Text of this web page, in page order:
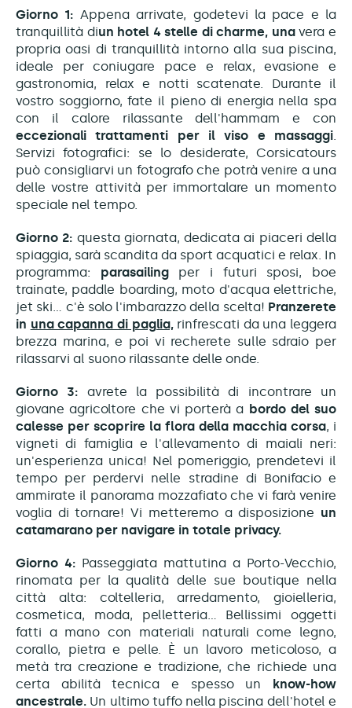
Giorno 1: Appena arrivate, godetevi la pace e la
tranquillità diun hotel 4 stelle di charme, unavera e
propria oasi di tranquillità intorno alla sua piscina,
ideale per coniugare pace e relax, evasione e
gastronomia, relax e notti scatenate. Durante il
vostro soggiorno, fate il pieno di energia nella spa
con il calore rilassante dell'hammam e con
eccezionali trattamenti per il viso e massaggi.
Servizi fotografici: se lo desiderate, Corsicatours
può consigliarvi un fotografo che potrà venire a una
delle vostre attività per immortalare un momento
speciale nel tempo.
Giorno 2: questa giornata, dedicata ai piaceri della
spiaggia, sarà scandita da sport acquatici e relax. In
programma: parasailingper i futuri sposi, boe
trainate, paddle boarding, moto d'acqua elettriche,
jet ski... c'è solo l'imbarazzo della scelta! Pranzerete
in una capanna di paglia,rinfrescati da una leggera
brezza marina, e poi vi recherete sulle sdraio per
rilassarvi al suono rilassante delle onde.
Giorno 3: avrete la possibilità di incontrare un
giovane agricoltore che vi porterà a bordo del suo
calesse per scoprire la flora della macchia corsa, i
vigneti di famiglia e l'allevamento di maiali neri:
un'esperienza unica! Nel pomeriggio, prendetevi il
tempo per perdervi nelle stradine di Bonifacio e
ammirate il panorama mozzafiato che vi farà venire
voglia di tornare! Vi metteremo a disposizione un
catamarano per navigare in totale privacy.
Giorno 4: Passeggiata mattutina a Porto-Vecchio,
rinomata per la qualità delle sue boutique nella
città alta: coltelleria, arredamento, gioielleria,
cosmetica, moda, pelletteria... Bellissimi oggetti
fatti a mano con materiali naturali come legno,
corallo, pietra e pelle. È un lavoro meticoloso, a
metà tra creazione e tradizione, che richiede una
certa abilità tecnica e spesso un know-how
ancestrale. Un ultimo tuffo nella piscina dell'hotel e